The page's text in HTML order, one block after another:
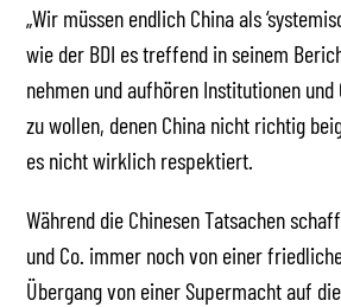
„Wir müssen endlich China als
wie der BDI es treffend in seinem
nehmen und aufhören Institutionen
zu wollen, denen China nicht richtig
es nicht wirklich respektiert.
Während die Chinesen Tatsachen
und Co. immer noch von einer
Übergang von einer Supermacht auf